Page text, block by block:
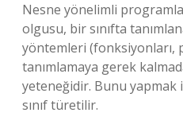
Nesne yönelimli
olgusu, bir sınıfta
yöntemleri (fonksiyonları,
tanımlamaya gerek
yeteneğidir. Bunu yapmak
sınıf türetilir.